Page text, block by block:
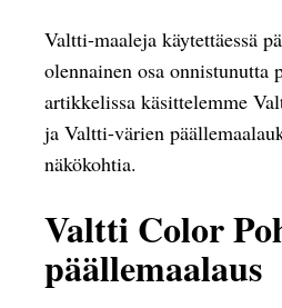
Valtti-maaleja käytettäessä
olennainen osa onnistunutta
artikkelissa käsittelemme
ja Valtti-värien
näkökohtia.
Valtti Color
päällemaalaus